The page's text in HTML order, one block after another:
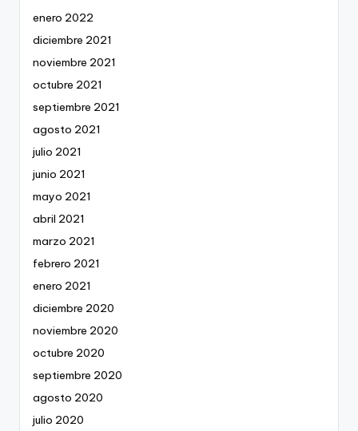
enero 2022
diciembre 2021
noviembre 2021
octubre 2021
septiembre 2021
agosto 2021
julio 2021
junio 2021
mayo 2021
abril 2021
marzo 2021
febrero 2021
enero 2021
diciembre 2020
noviembre 2020
octubre 2020
septiembre 2020
agosto 2020
julio 2020